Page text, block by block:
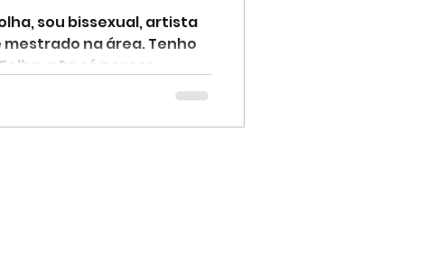
Vik Sphynx
de Bissexuais
sou bissexual, artista
na área. Tenho
não só por ser...